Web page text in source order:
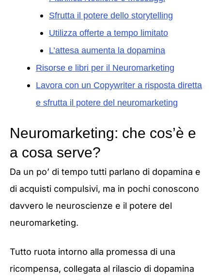
Sfrutta il potere dello storytelling
Utilizza offerte a tempo limitato
L’attesa aumenta la dopamina
Risorse e libri per il Neuromarketing
Lavora con un Copywriter a risposta diretta
e sfrutta il potere del neuromarketing
Neuromarketing: che cos’è e
a cosa serve?
Da un po’ di tempo tutti parlano di dopamina e
di acquisti compulsivi, ma in pochi conoscono
davvero le neuroscienze e il potere del
neuromarketing.
Tutto ruota intorno alla promessa di una
ricompensa, collegata al rilascio di dopamina